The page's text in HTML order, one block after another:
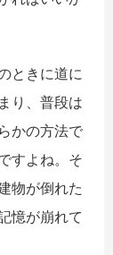
ときに道に
り、普段は
かの方法で
すよね。そ
物が倒れた
憶が崩れて